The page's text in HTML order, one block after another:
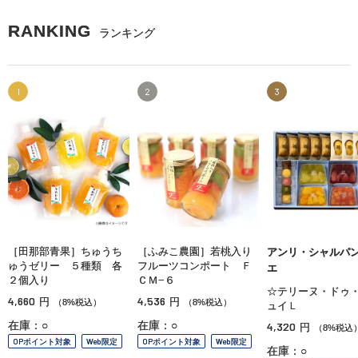
RANKING ランキング
1
［田那部青果］ちゅうち
ゅうゼリー ５種類 各
２個入り
4,660 円 （8%税込）
在庫：○
OPポイント対象 Web限定
2
［ふみこ農園］若桃入り
フルーツコンポート Ｆ
ＣＭ−６
4,536 円 （8%税込）
在庫：○
OPポイント対象 Web限定
3
アンリ・シャルパ
エ
☆テリーヌ・ドゥ
ュイＬ
4,320 円 （8%税込
在庫：○